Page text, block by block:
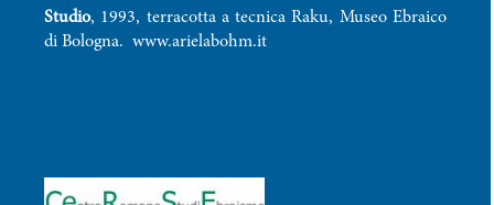
Studio, 1993, terracotta a tecnica Raku, Museo Ebraico
di Bologna. www.arielabohm.it